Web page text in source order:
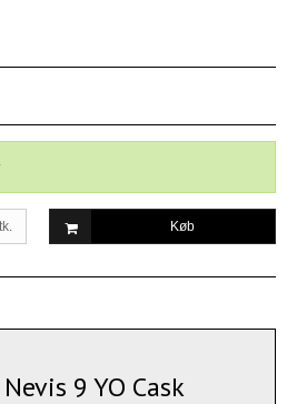
Køb
9 YO Cask